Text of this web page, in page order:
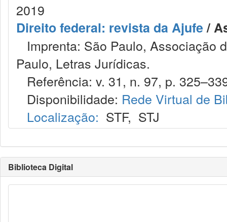
2019
Direito federal: revista da Ajufe/
Imprenta: São Paulo, Associação
Paulo, Letras Jurídicas.
Referência: v. 31, n. 97, p.
Disponibilidade: Rede Virtual de
Localização: STF, STJ
Biblioteca Digital